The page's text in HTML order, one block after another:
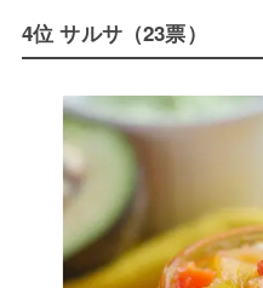
4位 サルサ（23票）